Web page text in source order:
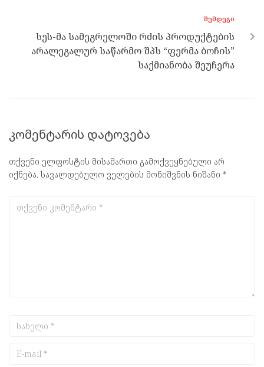
ᲨᲔᲛᲓᲔᲒᲘ
სეს-მა სამეგრელოში რძის პროდუქტების
არალეგალურ საწარმო შპს “ფერმა ბოჩის”
საქმიანობა შეუჩერა
კომენტარის დატოვება
თქვენი ელფოსტის მისამართი გამოქვეყნებული არ
იქნება. სავალდებულო ველების მონიშვნის ნიშანი *